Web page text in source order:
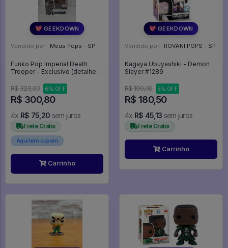
💖 GEEKDOWN
Vendido por: Meus Pops - SP
Funko Pop Imperial Death
Trooper - Exclusivo (detalhes
ROGUE ONE #149
R$ 320,00 6% OFF
R$ 300,80
4x R$ 75,20 sem juros
Frete Grátis
Aqui tem cupom
Carrinho
💖 GEEKDOWN
Vendido por: ROVANI POPS - SP
Kagaya Ubuyashiki - Demon
Slayer #1289
R$ 190,00 5% OFF
R$ 180,50
4x R$ 45,13 sem juros
Frete Grátis
Carrinho